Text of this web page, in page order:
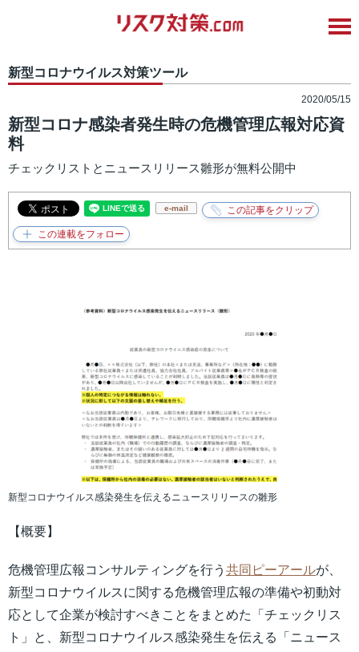
新型コロナウイルス対策ツール
2020/05/15
新型コロナ感染者発生時の危機管理広報対応資
料
チェックリストとニュースリリース雛形が無料公開中
e-mail
新型コロナウイルス感染発生を伝えるニュースリリースの雛形
【概要】
危機管理広報コンサルティングを行う 共同ピーアールが、
新型コロナウイルスに関する危機管理広報の準備や初動対
応として企業が検討すべきことをまとめた「チェックリス
ト」と、新型コロナウイルス感染発生を伝える「ニュース